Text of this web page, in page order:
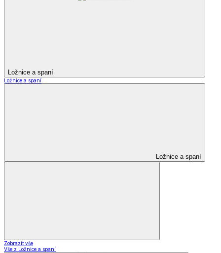
Ložnice a spaní
Ložnice a spaní
Ložnice a spaní
Zobrazit vše
Vše z Ložnice a spaní